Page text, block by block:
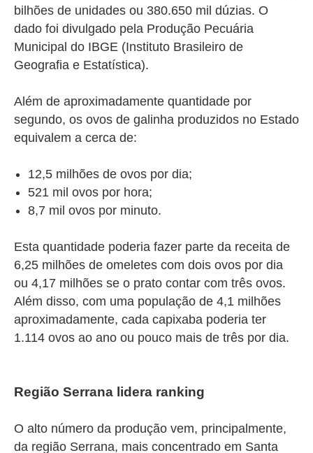
bilhões de unidades ou 380.650 mil dúzias. O
dado foi divulgado pela Produção Pecuária
Municipal do IBGE (Instituto Brasileiro de
Geografia e Estatística).
Além de aproximadamente quantidade por
segundo, os ovos de galinha produzidos no Estado
equivalem a cerca de:
12,5 milhões de ovos por dia;
521 mil ovos por hora;
8,7 mil ovos por minuto.
Esta quantidade poderia fazer parte da receita de
6,25 milhões de omeletes com dois ovos por dia
ou 4,17 milhões se o prato contar com três ovos.
Além disso, com uma população de 4,1 milhões
aproximadamente, cada capixaba poderia ter
1.114 ovos ao ano ou pouco mais de três por dia.
Região Serrana lidera ranking
O alto número da produção vem, principalmente,
da região Serrana, mais concentrado em Santa